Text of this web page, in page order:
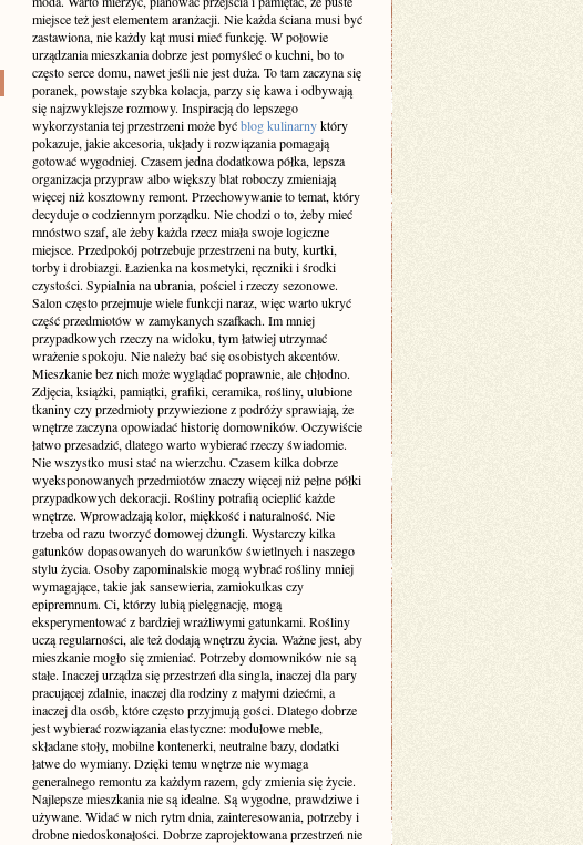
miejsce też jest elementem aranżacji. Nie każda ściana musi być
zastawiona, nie każdy kąt musi mieć funkcję. W połowie
urządzania mieszkania dobrze jest pomyśleć o kuchni, bo to
często serce domu, nawet jeśli nie jest duża. To tam zaczyna się
poranek, powstaje szybka kolacja, parzy się kawa i odbywają
się najzwyklejsze rozmowy. Inspiracją do lepszego
wykorzystania tej przestrzeni może byćblog kulinarnyktóry
pokazuje, jakie akcesoria, układy i rozwiązania pomagają
gotować wygodniej. Czasem jedna dodatkowa półka, lepsza
organizacja przypraw albo większy blat roboczy zmieniają
więcej niż kosztowny remont. Przechowywanie to temat, który
decyduje o codziennym porządku. Nie chodzi o to, żeby mieć
mnóstwo szaf, ale żeby każda rzecz miała swoje logiczne
miejsce. Przedpokój potrzebuje przestrzeni na buty, kurtki,
torby i drobiazgi. Łazienka na kosmetyki, ręczniki i środki
czystości. Sypialnia na ubrania, pościel i rzeczy sezonowe.
Salon często przejmuje wiele funkcji naraz, więc warto ukryć
część przedmiotów w zamykanych szafkach. Im mniej
przypadkowych rzeczy na widoku, tym łatwiej utrzymać
wrażenie spokoju. Nie należy bać się osobistych akcentów.
Mieszkanie bez nich może wyglądać poprawnie, ale chłodno.
Zdjęcia, książki, pamiątki, grafiki, ceramika, rośliny, ulubione
tkaniny czy przedmioty przywiezione z podróży sprawiają, że
wnętrze zaczyna opowiadać historię domowników. Oczywiście
łatwo przesadzić, dlatego warto wybierać rzeczy świadomie.
Nie wszystko musi stać na wierzchu. Czasem kilka dobrze
wyeksponowanych przedmiotów znaczy więcej niż pełne półki
przypadkowych dekoracji. Rośliny potrafią ocieplić każde
wnętrze. Wprowadzają kolor, miękkość i naturalność. Nie
trzeba od razu tworzyć domowej dżungli. Wystarczy kilka
gatunków dopasowanych do warunków świetlnych i naszego
stylu życia. Osoby zapominalskie mogą wybrać rośliny mniej
wymagające, takie jak sansewieria, zamiokulkas czy
epipremnum. Ci, którzy lubią pielęgnację, mogą
eksperymentować z bardziej wrażliwymi gatunkami. Rośliny
uczą regularności, ale też dodają wnętrzu życia. Ważne jest, aby
mieszkanie mogło się zmieniać. Potrzeby domowników nie są
stałe. Inaczej urządza się przestrzeń dla singla, inaczej dla pary
pracującej zdalnie, inaczej dla rodziny z małymi dziećmi, a
inaczej dla osób, które często przyjmują gości. Dlatego dobrze
jest wybierać rozwiązania elastyczne: modułowe meble,
składane stoły, mobilne kontenerki, neutralne bazy, dodatki
łatwe do wymiany. Dzięki temu wnętrze nie wymaga
generalnego remontu za każdym razem, gdy zmienia się życie.
Najlepsze mieszkania nie są idealne. Są wygodne, prawdziwe i
używane. Widać w nich rytm dnia, zainteresowania, potrzeby i
drobne niedoskonałości. Dobrze zaprojektowana przestrzeń nie